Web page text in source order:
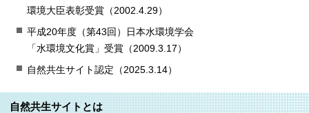
環境大臣表彰受賞（2002.4.29）
平成20年度（第43回）日本水環境学会
「水環境文化賞」受賞（2009.3.17）
自然共生サイト認定（2025.3.14）
自然共生サイトとは